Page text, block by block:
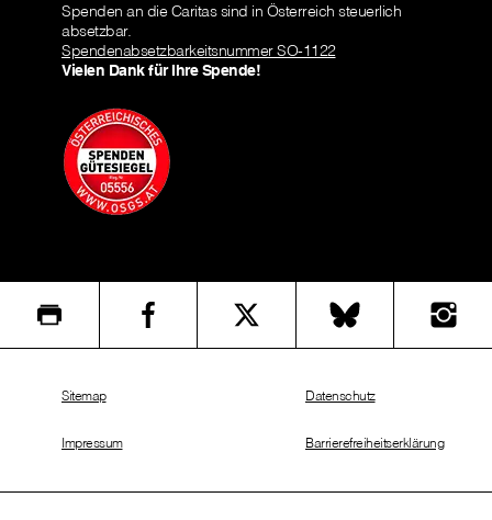
Spenden an die Caritas sind in Österreich steuerlich
absetzbar.
Spendenabsetzbarkeitsnummer SO-1122
Vielen Dank für Ihre Spende!
Sitemap
Impressum
Datenschutz
Barrierefreiheitserklärung